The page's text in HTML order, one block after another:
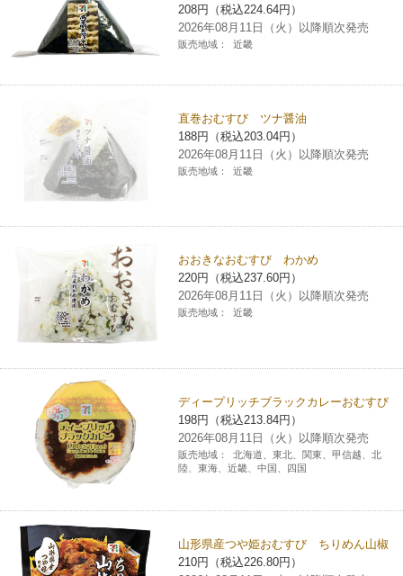
208円（税込224.64円）
2026年08月11日（火）以降順次発売
販売地域： 近畿
直巻おむすび ツナ醤油
188円（税込203.04円）
2026年08月11日（火）以降順次発売
販売地域： 近畿
おおきなおむすび わかめ
220円（税込237.60円）
2026年08月11日（火）以降順次発売
販売地域： 近畿
ディープリッチブラックカレーおむすび
198円（税込213.84円）
2026年08月11日（火）以降順次発売
販売地域：
北海道、東北、関東、甲信越、北
陸、東海、近畿、中国、四国
山形県産つや姫おむすび ちりめん山椒
210円（税込226.80円）